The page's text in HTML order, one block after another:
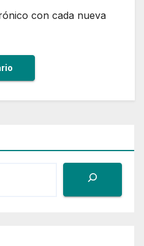
con cada nueva